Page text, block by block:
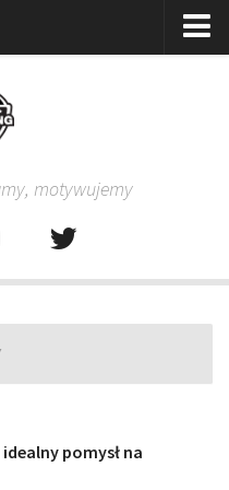
Piłkarski
motywujemy
pomysł na